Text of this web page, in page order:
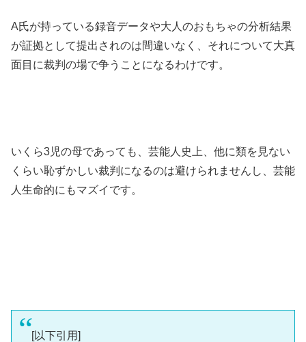
A氏が持っている録音データや大人のおもちゃの分析結果
が証拠として提出されのは間違いなく、それについて大真
面目に裁判の場で争うことになるわけです。
いくら3児の母であっても、芸能人史上、他に類を見ない
くらい恥ずかしい裁判になるのは避けられませんし、芸能
人生命的にもマズイです。
[以下引用]